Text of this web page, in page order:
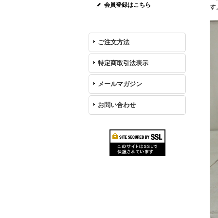
会員登録はこちら
ご注文方法
特定商取引法表示
メールマガジン
お問い合わせ
す